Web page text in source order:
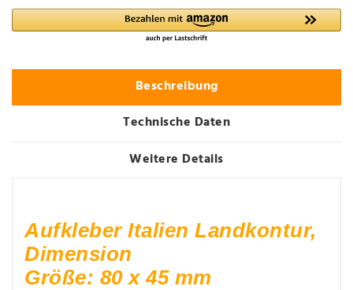
Beschreibung
Technische Daten
Weitere Details
Aufkleber Italien Landkontur,
Dimension
Größe: 80 x 45 mm